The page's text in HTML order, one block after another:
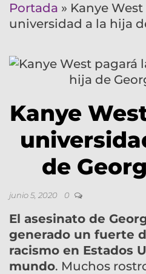
Portada » Kanye
universidad a la hija
Kanye
de
junio 5, 2020 0
El asesinato de
generado un fuerte
racismo en Estados
mundo. Muchos